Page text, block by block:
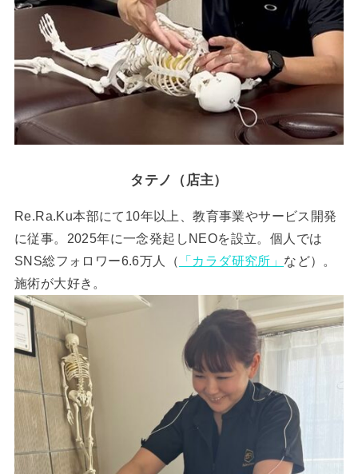
タテノ（店主）
Re.Ra.Ku本部にて10年以上、教育事業やサービス開発
に従事。2025年に一念発起しNEOを設立。個人では
SNS総フォロワー6.6万人（
「カラダ研究所」 など）。
施術が大好き。